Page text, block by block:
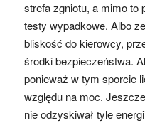
strefa zgniotu, a mimo to
testy wypadkowe. Albo
bliskość do kierowcy,
środki bezpieczeństwa.
ponieważ w tym sporcie
względu na moc.
nie odzyskiwał tyle